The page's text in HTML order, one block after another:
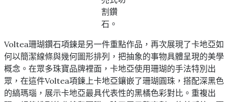
割鑽
石。
Voltea珊瑚鑽石項鍊是另一件重點作品，再次展現了卡地亞如
何以簡潔線條與幾何圖形排列，把抽象的事物具體呈現的美學
概念。在眾多珠寶品牌裡面，卡地亞使用珊瑚的手法特別出
眾，在這件Voltea項鍊上卡地亞鑲嵌了珊瑚圓珠，搭配深黑色
的縞瑪瑙，展示卡地亞最具代表性的黑橘色彩對比。重複出